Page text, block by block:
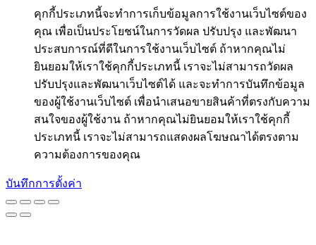
คุกกี้ประเภทนี้จะทำการเก็บข้อมูลการใช้งานเว็บไซต์ของ
คุณ เพื่อเป็นประโยชน์ในการวัดผล ปรับปรุง และพัฒนา
ประสบการณ์ที่ดีในการใช้งานเว็บไซต์ ถ้าหากคุณไม่
ยินยอมให้เราใช้คุกกี้ประเภทนี้ เราจะไม่สามารถวัดผล
ปรับปรุงและพัฒนาเว็บไซต์ได้ และจะทำการบันทึกข้อมูล
ของผู้ใช้งานเว็บไซต์ เพื่อนำเสนอขายสินค้าที่ตรงกับความ
สนใจของผู้ใช้งาน ถ้าหากคุณไม่ยินยอมให้เราใช้คุกกี้
ประเภทนี้ เราจะไม่สามารถแสดงผลโฆษณาได้ตรงตาม
ความต้องการของคุณ
บันทึกการตั้งค่า